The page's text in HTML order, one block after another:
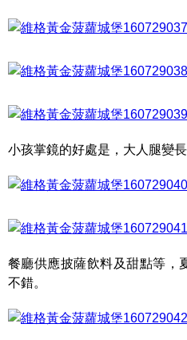
小孩掌鏡的好處是，大人腿變長
餐廳供應披薩飲料及甜點等，
不錯。